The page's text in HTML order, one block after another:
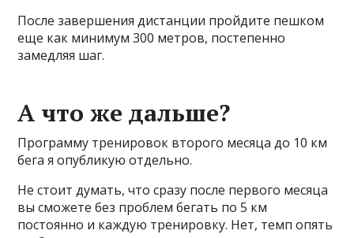
После завершения дистанции пройдите пешком
еще как минимум 300 метров, постепенно
замедляя шаг.
А что же дальше?
Программу тренировок второго месяца до 10 км
бега я опубликую отдельно.
Не стоит думать, что сразу после первого месяца
вы сможете без проблем бегать по 5 км
постоянно и каждую тренировку. Нет, темп опять